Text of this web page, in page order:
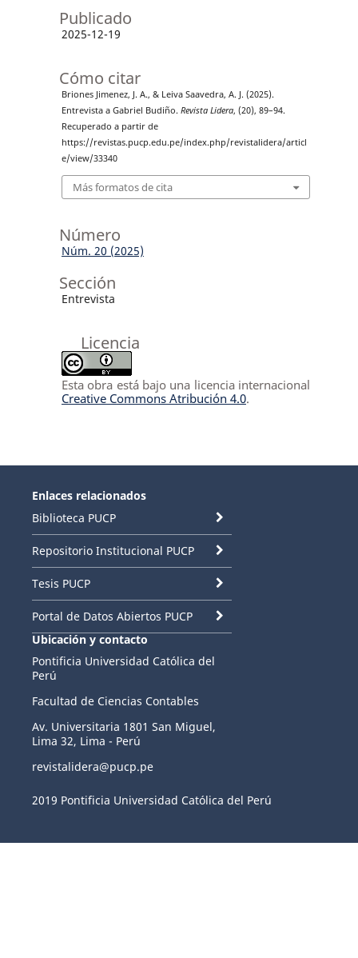
Publicado
2025-12-19
Cómo citar
Briones Jimenez, J. A., & Leiva Saavedra, A. J. (2025).
Entrevista a Gabriel Budiño. Revista Lidera, (20), 89–94.
Recuperado a partir de
https://revistas.pucp.edu.pe/index.php/revistalidera/articl
e/view/33340
Más formatos de cita
Número
Núm. 20 (2025)
Sección
Entrevista
Licencia
Esta obra está bajo una licencia internacional
Creative Commons Atribución 4.0.
Enlaces relacionados
Biblioteca PUCP
Repositorio Institucional PUCP
Tesis PUCP
Portal de Datos Abiertos PUCP
Ubicación y contacto
Pontificia Universidad Católica del
Perú
Facultad de Ciencias Contables
Av. Universitaria 1801 San Miguel,
Lima 32, Lima - Perú
revistalidera@pucp.pe
2019 Pontificia Universidad Católica del Perú